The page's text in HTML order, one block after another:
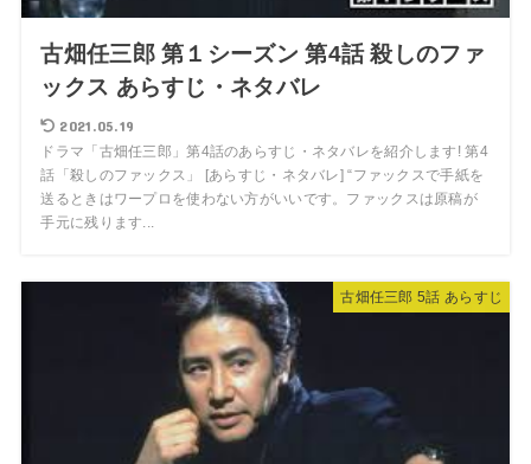
古畑任三郎 第１シーズン 第4話 殺しのファ
ックス あらすじ・ネタバレ
2021.05.19
ドラマ「古畑任三郎」第4話のあらすじ・ネタバレを紹介します! 第4
話「殺しのファックス」 [あらすじ・ネタバレ] “ファックスで手紙を
送るときはワープロを使わない方がいいです。ファックスは原稿が
手元に残ります...
古畑任三郎 5話 あらすじ